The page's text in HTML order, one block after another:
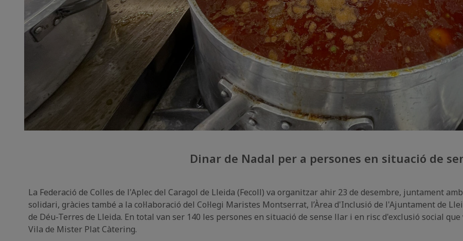
Dinar de Nadal per a persones en situació de
La Federació de Colles de l'Aplec del Caragol de Lleida (Fecoll) va organitzar ahir 23 de desembre, juntament
solidari, gràcies també a la col·laboració del Col·legi Maristes Montserrat, l’Àrea d'Inclusió de l'Ajuntament de
de Déu-Terres de Lleida. En total van ser 140 les persones en situació de sense llar i en risc d'exclusió social
Vila de Mister Plat Càtering.